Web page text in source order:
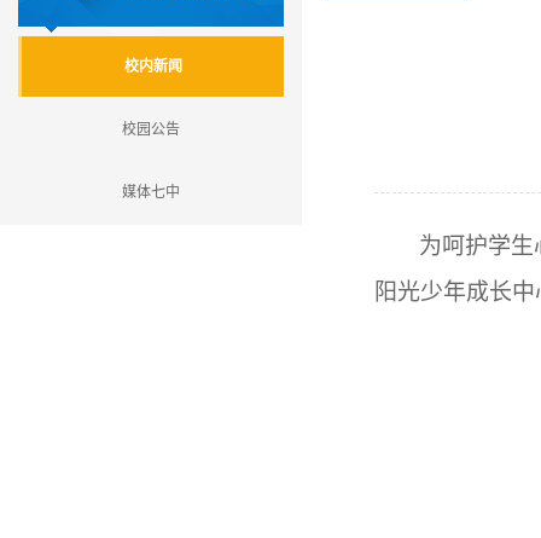
校内新闻
校园公告
媒体七中
为呵护学
阳光少年成长中